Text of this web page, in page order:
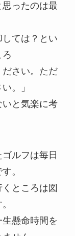
ったのは最
ては？とい
さい。ただ
。」
いと気楽に考
ルフは毎日
。
ところは図
懸命時間を